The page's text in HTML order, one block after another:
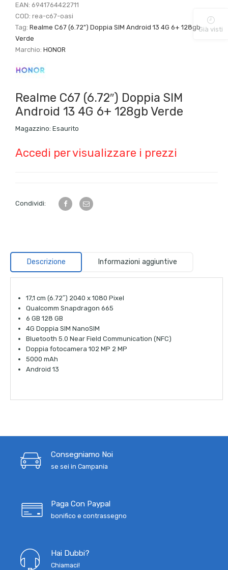
EAN: 6941764422711
COD:rea-c67-oasi
Tag:Realme C67 (6.72") Doppia SIM Android 13 4G 6+ 128gb
Verde
Marchio:HONOR
Realme C67 (6.72″) Doppia SIM
Android 13 4G 6+ 128gb Verde
Magazzino: Esaurito
Accedi per visualizzare i prezzi
Condividi:
Descrizione Informazioni aggiuntive
17,1 cm (6.72″) 2040 x 1080 Pixel
Qualcomm Snapdragon 665
6 GB 128 GB
4G Doppia SIM NanoSIM
Bluetooth 5.0 Near Field Communication (NFC)
Doppia fotocamera 102 MP 2 MP
5000 mAh
Android 13
Consegniamo Noi
se sei in Campania
Paga Con Paypal
bonifico e contrassegno
Hai Dubbi?
Chiamaci!
Già visti